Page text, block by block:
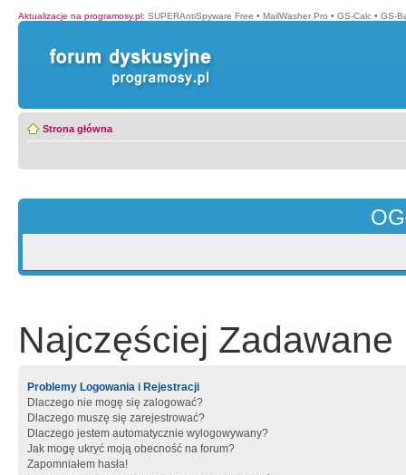
Aktualizacje na programosy.pl: SUPERAntiSpyware Free • MailWasher Pro • GS-Calc • GS-
Strona główna
Najczęściej Zadawane
Problemy Logowania i Rejestracji
Dlaczego nie mogę się zalogować?
Dlaczego muszę się zarejestrować?
Dlaczego jestem automatycznie wylogowywany?
Jak mogę ukryć moją obecność na forum?
Zapomniałem hasła!